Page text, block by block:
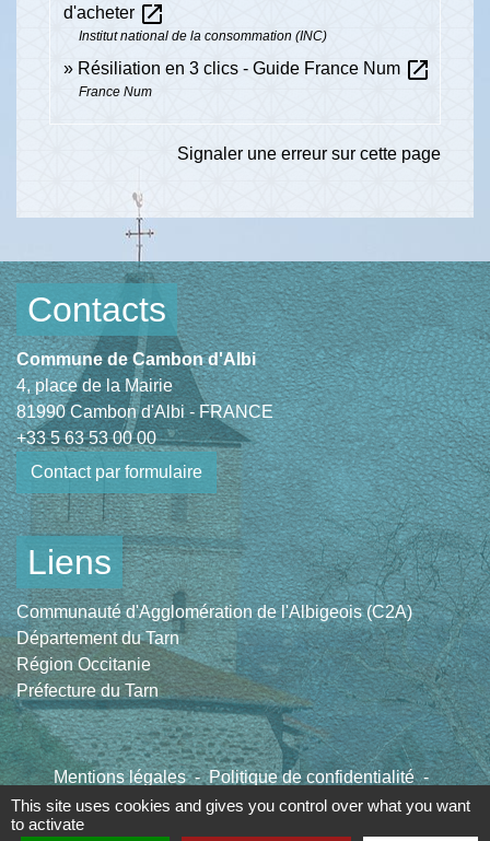
d'acheter open_in_new
Institut national de la consommation (INC)
Résiliation en 3 clics - Guide France Num open_in_new
France Num
Signaler une erreur sur cette page
Contacts
Commune de Cambon d'Albi
4, place de la Mairie
81990 Cambon d'Albi - FRANCE
+33 5 63 53 00 00
Contact par formulaire
Liens
Communauté d'Agglomération de l'Albigeois (C2A)
Département du Tarn
Région Occitanie
Préfecture du Tarn
Mentions légales - Politique de confidentialité -
Accessibilité - Plan du site - Gestion des cookies
This site uses cookies and gives you control over what you want
to activate